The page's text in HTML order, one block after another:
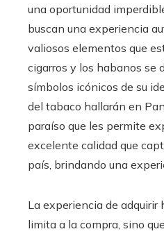
una oportunidad
buscan una experiencia
valiosos elementos que
cigarros y los habanos se
símbolos icónicos de su
del tabaco hallarán en
paraíso que les permite
excelente calidad que
país, brindando una
La experiencia de adquirir
limita a la compra, sino